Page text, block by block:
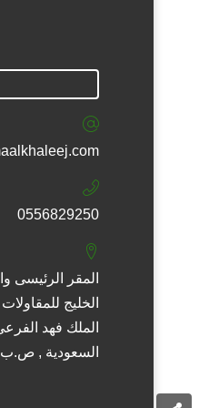
0556829250
المقر الرئيسى
الخليج
السعودية , ص.ب 69736 .